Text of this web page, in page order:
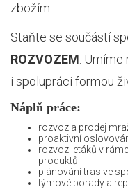
zbožím.
Staňte se součástí
ROZVOZEM .
i spolupráci formou
Náplň práce:
rozvoz a prodej
proaktivní
rozvoz letáků v
produktů
plánování tras ve
týmové porady a